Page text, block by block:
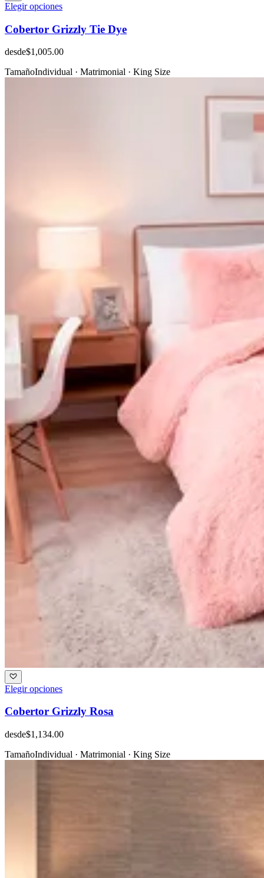
Elegir opciones
Cobertor Grizzly Tie Dye
desde$1,005.00
TamañoIndividual · Matrimonial · King Size
Elegir opciones
Cobertor Grizzly Rosa
desde$1,134.00
TamañoIndividual · Matrimonial · King Size